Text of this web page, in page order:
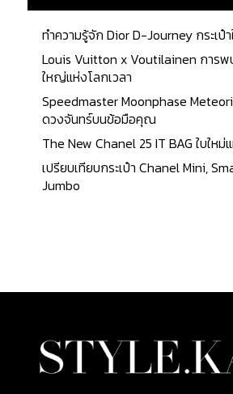
ทำความรู้จัก Dior D-Journey กระเป๋
Louis Vuitton x Voutilainen การ
ใหญ่แห่งโลกเวลา
Speedmaster Moonphase
ดวงจันทร์บนข้อมือคุณ
The New Chanel 25 IT BAG ใบให
เปรียบเทียบกระเป๋า Chanel Mini,
Jumbo